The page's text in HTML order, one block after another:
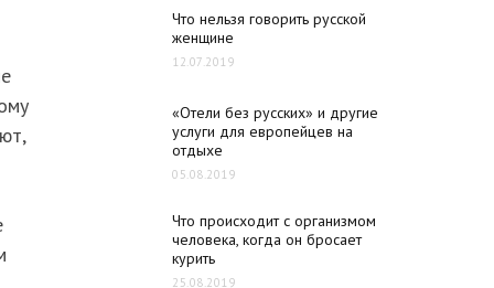
Что нельзя говорить русской
женщине
12.07.2019
«Отели без русских» и другие
услуги для европейцев на
отдыхе
05.08.2019
Что происходит с организмом
человека, когда он бросает
курить
25.08.2019